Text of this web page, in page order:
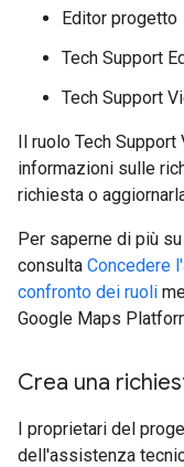
Editor progetto
Tech Support
Tech Support
Il ruolo Tech
informazioni sulle
richiesta o
Per saperne di più
consulta Concedere
confronto dei ruoli
Google Maps
Crea una
I proprietari del
dell'assistenza